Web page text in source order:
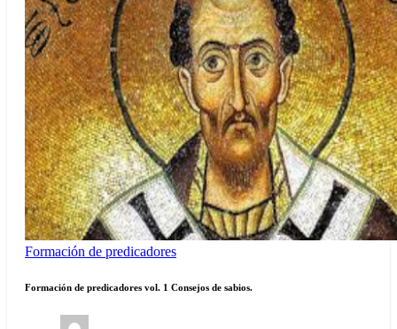
Formación de predicadores
Formación de predicadores vol. 1 Consejos de sabios.